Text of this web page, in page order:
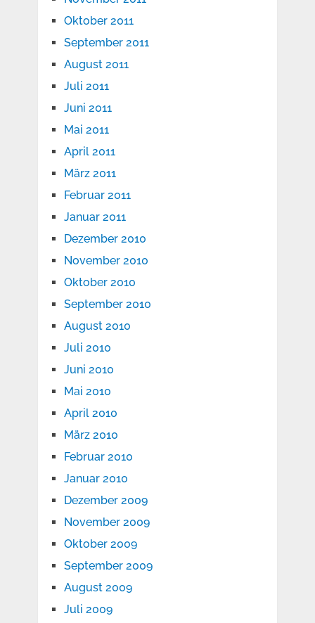
Oktober 2011
September 2011
August 2011
Juli 2011
Juni 2011
Mai 2011
April 2011
März 2011
Februar 2011
Januar 2011
Dezember 2010
November 2010
Oktober 2010
September 2010
August 2010
Juli 2010
Juni 2010
Mai 2010
April 2010
März 2010
Februar 2010
Januar 2010
Dezember 2009
November 2009
Oktober 2009
September 2009
August 2009
Juli 2009